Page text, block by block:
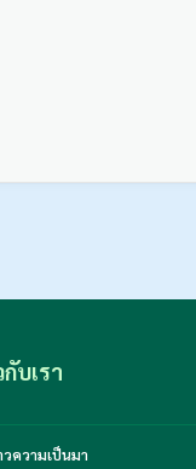
กับเรา
วความเป็นมา